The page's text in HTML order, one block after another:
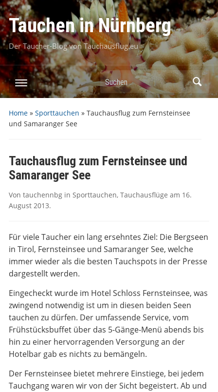
Tauchen in Nürnberg
Der Taucher-Blog von Tauchausflug.eu
Suchen
Home» Sporttauchen » Tauchausflug zum Fernsteinsee
und Samaranger See
Tauchausflug zum Fernsteinsee und
Samaranger See
Von tauchennbg in Sporttauchen, Tauchausflüge am 16.
August 2013.
Für viele Taucher ein lang ersehntes Ziel: Die Bergseen
in Tirol, Fernsteinsee und Samaranger See, welche
immer wieder als die besten Tauchspots in der Presse
dargestellt werden.
Eingecheckt wurde im Hotel Schloss Fernsteinsee, was
zwingend notwendig ist um in diesen beiden Seen
tauchen zu dürfen. Der umfassende Service, vom
Frühstücksbuffet über das 5-Gänge-Menü abends bis
hin zu einer hervorragenden Versorgung an der
Hotelbar gab es nichts zu bemängeln.
Der Fernsteinsee bietet mehrere Einstiege, bei jedem
Tauchgang waren wir von der Sicht begeistert. Ab und